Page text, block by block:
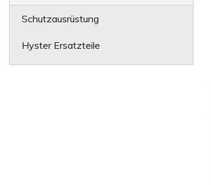
Schutzausrüstung
Hyster Ersatzteile